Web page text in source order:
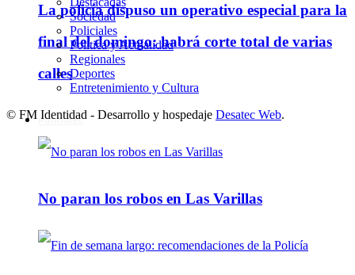
La policía dispuso un operativo especial para la
final del domingo: habrá corte total de varias
calles
Policiales
No paran los robos en Las Varillas
Sociedad
Policiales
Política y Actualidad
Regionales
Deportes
Entretenimiento y Cultura
© FM Identidad - Desarrollo y hospedaje Desatec Web.